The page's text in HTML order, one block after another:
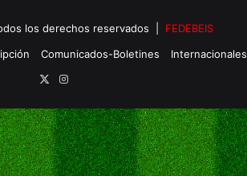
los derechos reservados | FEDEBEIS
Comunicados-Boletines
Internacionales
Instagram